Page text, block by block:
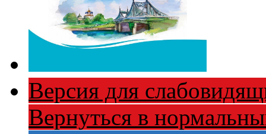
Версия для
Вернуться в